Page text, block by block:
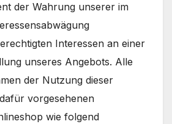
der Wahrung unserer im
Interessen an einer
unseres Angebots. Alle
der Nutzung dieser
vorgesehenen
wie folgend